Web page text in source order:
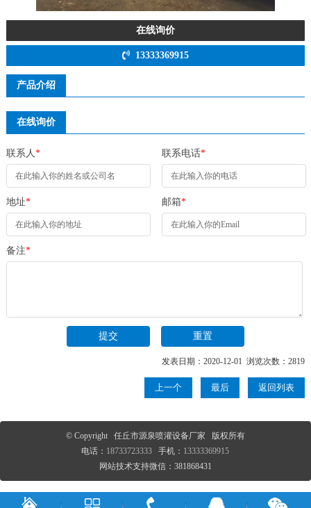
在线询价
13333369915
产品介绍
在线询价
联系人 * 联系电话*
地址* 邮箱*
备注*
发表日期：2020-12-01 浏览次数：2819
上一个 最后 返回列表
© Copyright 任丘市源泉喷灌设备厂家 版权所有
电话： 18733723333 手机： 13333369915
网站技术支持微信：381868431